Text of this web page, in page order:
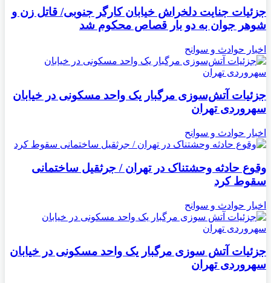
جزئیات جنایت دلخراش خیابان کارگر جنوبی/ قاتل زن و
شوهر جوان به دو بار قصاص محکوم شد
اخبار حوادث و سوانح
جزئیات آتش‌سوزی مرگبار یک واحد مسکونی در خیابان
سهروردی تهران
اخبار حوادث و سوانح
وقوع حادثه وحشتناک در تهران / جرثقیل ساختمانی
سقوط کرد
اخبار حوادث و سوانح
جزئیات آتش سوزی مرگبار یک واحد مسکونی در خیابان
سهروردی تهران